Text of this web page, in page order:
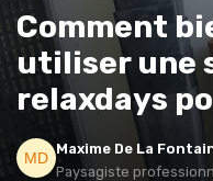
Comment
utiliser une
relaxdays
Maxime De La
Paysagiste